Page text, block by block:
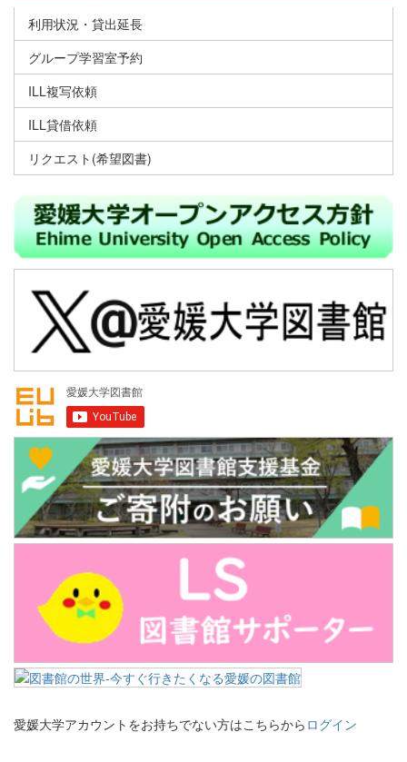
利用状況・貸出延長
グループ学習室予約
ILL複写依頼
ILL貸借依頼
リクエスト(希望図書)
愛媛大学アカウントをお持ちでない方はこちらから ログイン